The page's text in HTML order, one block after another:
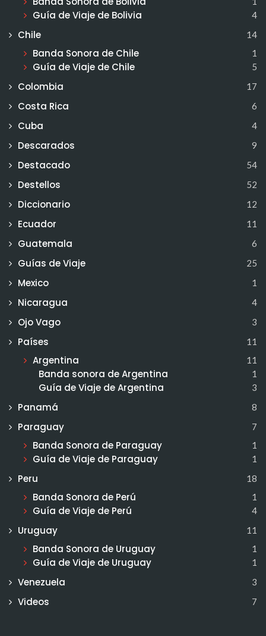
Guía de Viaje de Bolivia 4
Chile 14
Banda Sonora de Chile 1
Guía de Viaje de Chile 5
Colombia 17
Costa Rica 6
Cuba 4
Descarados 9
Destacado 54
Destellos 52
Diccionario 12
Ecuador 11
Guatemala 6
Guías de Viaje 25
Mexico 1
Nicaragua 4
Ojo Vago 3
Países 11
Argentina 11
Banda sonora de Argentina 1
Guía de Viaje de Argentina 3
Panamá 8
Paraguay 7
Banda Sonora de Paraguay 1
Guía de Viaje de Paraguay 1
Peru 18
Banda Sonora de Perú 1
Guía de Viaje de Perú 4
Uruguay 11
Banda Sonora de Uruguay 1
Guía de Viaje de Uruguay 1
Venezuela 3
Videos 7